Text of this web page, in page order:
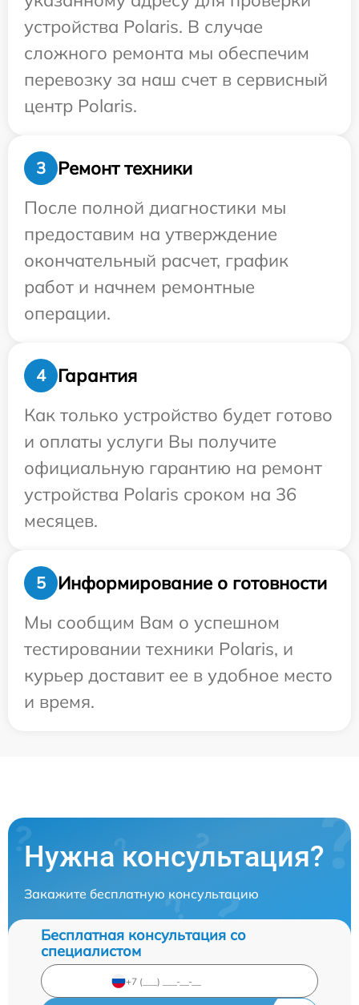
устройства Polaris. В случае
сложного ремонта мы обеспечим
перевозку за наш счет в сервисный
центр Polaris.
3
Ремонт техники
После полной диагностики мы
предоставим на утверждение
окончательный расчет, график
работ и начнем ремонтные
операции.
4
Гарантия
Как только устройство будет готово
и оплаты услуги Вы получите
официальную гарантию на ремонт
устройства Polaris сроком на 36
месяцев.
5
Информирование о готовности
Мы сообщим Вам о успешном
тестировании техники Polaris, и
курьер доставит ее в удобное место
и время.
Нужна консультация?
Закажите бесплатную консультацию
Бесплатная консультация со
специалистом